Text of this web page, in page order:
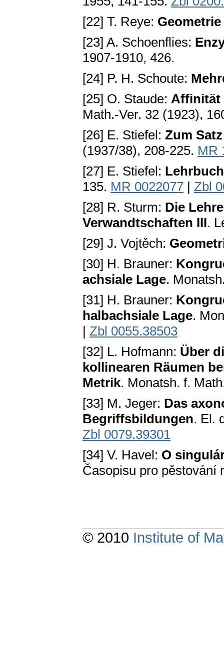
[22] T. Reye:
[23] A. Schoenflies:
1907-1910, 426.
[24] P. H. Schoute:
[25] O. Staude: Affinität
Math.-Ver. 32 (1923),
[26] E. Stiefel: Zum
(1937/38), 208-225. MR
[27] E. Stiefel:
135. MR 0022077 | Zbl
[28] R. Sturm: Die
Verwandtschaften III.
[29] J. Vojtěch:
[30] H. Brauner:
achsiale Lage.
[31] H. Brauner:
halbachsiale Lage.
| Zbl 0055.38503
[32] L. Hofmann: Über
kollinearen Räumen
Metrik. Monatsh. f.
[33] M. Jeger: Das
Begriffsbildungen. El.
Zbl 0079.39301
[34] V. Havel: O
Časopisu pro pěstování
© 2010 Institute of